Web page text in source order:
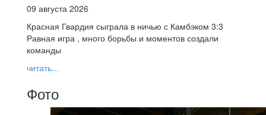
09 августа 2026
Красная Гвардия сыграла в ничью с Камбэком 3:3
Равная игра , много борьбы и моментов создали
команды
читать...
Фото